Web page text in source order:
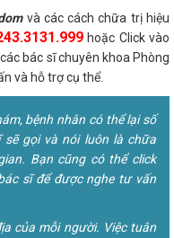
và các cách chữa trị hiệu
hoặc Click vào
bác sĩ chuyên khoa Phòng
và hỗ trợ cụ thể.
bệnh nhân có thể lại số
gọi và nói luôn là chữa
Bạn cũng có thể click
sĩ để được nghe tư vấn
của mỗi người. Việc tuân